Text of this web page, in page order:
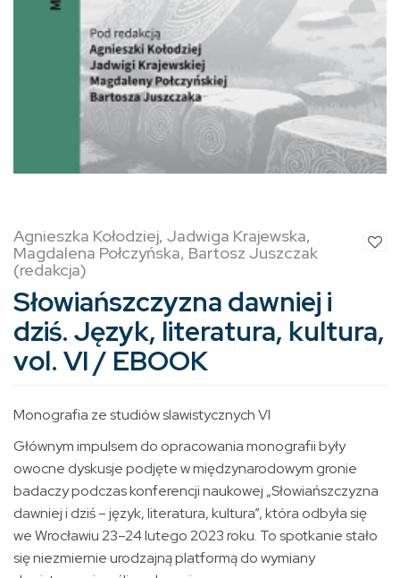
Agnieszka Kołodziej, Jadwiga Krajewska,
Magdalena Połczyńska, Bartosz Juszczak
(redakcja)
Słowiańszczyzna dawniej i
dziś. Język, literatura, kultura,
vol. VI / EBOOK
Monografia ze studiów slawistycznych VI
Głównym impulsem do opracowania monografii były
owocne dyskusje podjęte w międzynarodowym gronie
badaczy podczas konferencji naukowej „Słowiańszczyzna
dawniej i dziś – język, literatura, kultura”, która odbyła się
we Wrocławiu 23–24 lutego 2023 roku. To spotkanie stało
się niezmiernie urodzajną platformą do wymiany